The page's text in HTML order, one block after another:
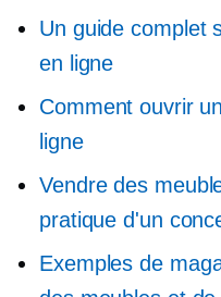
Un guide complet
en ligne
Comment ouvrir
ligne
Vendre des
pratique d'un
Exemples de